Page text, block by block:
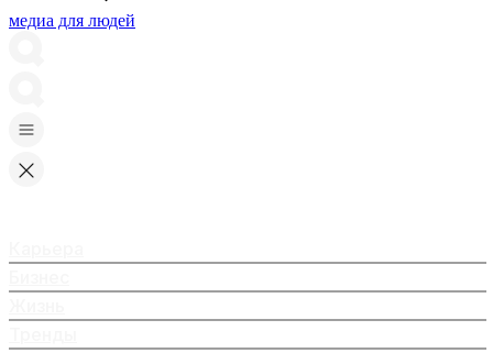
медиа для людей